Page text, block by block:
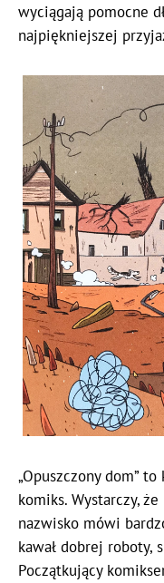
wyciągają pomocne
najpiękniejszej
„Opuszczony dom”
komiks. Wystarczy,
nazwisko mówi
kawał dobrej roboty,
Początkujący